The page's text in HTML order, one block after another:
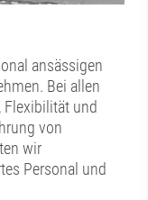
ansässigen
Bei allen
Flexibilität und
von
wir
Personal und